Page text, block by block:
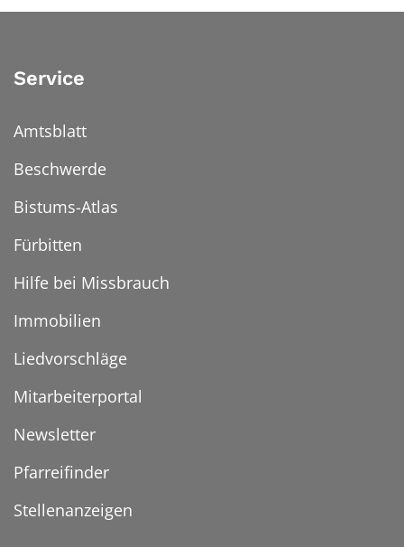
Service
Amtsblatt
Beschwerde
Bistums-Atlas
Fürbitten
Hilfe bei Missbrauch
Immobilien
Liedvorschläge
Mitarbeiterportal
Newsletter
Pfarreifinder
Stellenanzeigen